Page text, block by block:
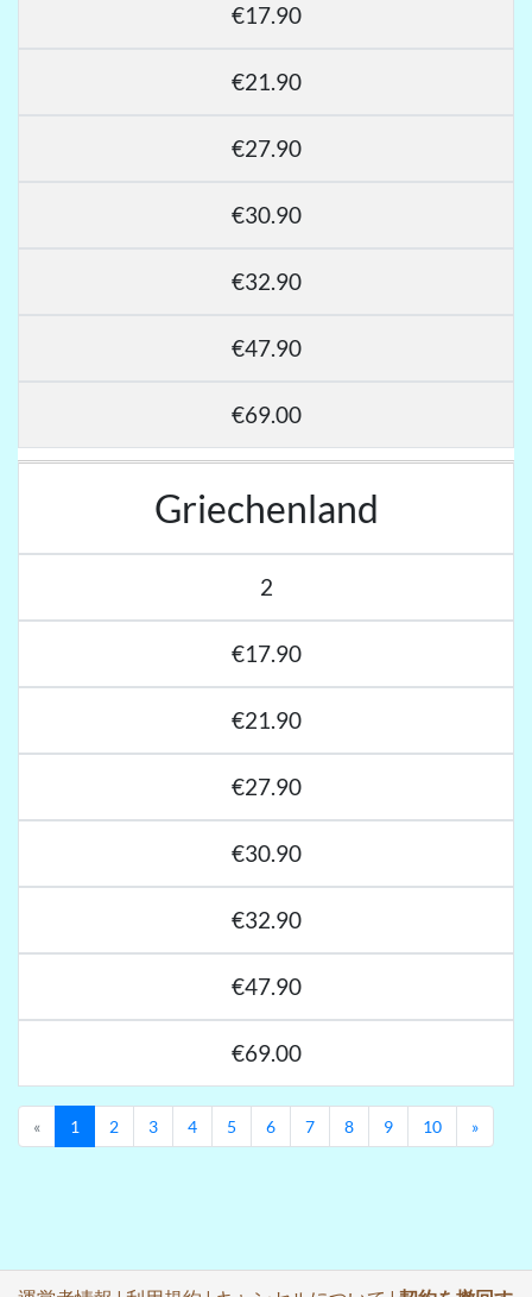
€17.90
€21.90
€27.90
€30.90
€32.90
€47.90
€69.00
Griechenland
2
€17.90
€21.90
€27.90
€30.90
€32.90
€47.90
€69.00
« Previous
1 2 3 4 5 6 7 8 9 10 »Next